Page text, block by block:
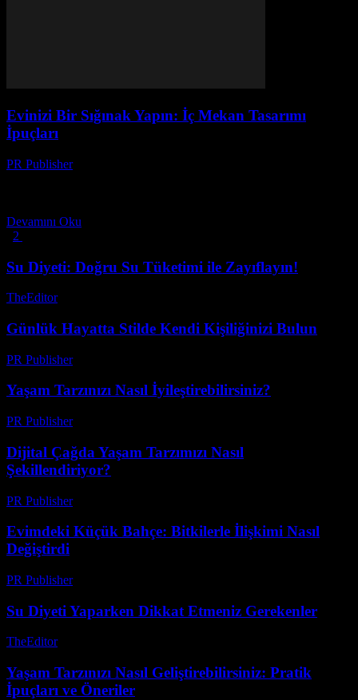
Evinizi Bir Sığınak Yapın: İç Mekan Tasarımı
İpuçları
PR Publisher-
Devamını Oku
2
Su Diyeti: Doğru Su Tüketimi ile Zayıflayın!
TheEditor-
Günlük Hayatta Stilde Kendi Kişiliğinizi Bulun
PR Publisher-
Yaşam Tarzınızı Nasıl İyileştirebilirsiniz?
PR Publisher-
Dijital Çağda Yaşam Tarzımızı Nasıl
Şekillendiriyor?
PR Publisher-
Evimdeki Küçük Bahçe: Bitkilerle İlişkimi Nasıl
Değiştirdi
PR Publisher-
Su Diyeti Yaparken Dikkat Etmeniz Gerekenler
TheEditor-
Yaşam Tarzınızı Nasıl Geliştirebilirsiniz: Pratik
İpuçları ve Öneriler